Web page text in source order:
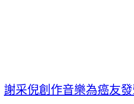
謝采倪創作音樂為癌友